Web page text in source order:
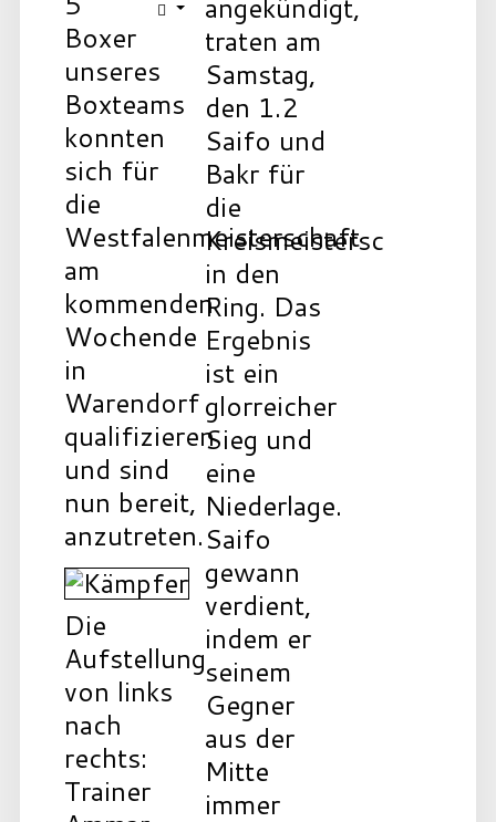
Boxer
unseres
Boxteams
konnten
sich für
die
Westfalenmeisterschaft
am
kommenden
Wochende
in
Warendorf
qualifizieren
und sind
nun bereit,
anzutreten.
Die
Aufstellung
von links
nach
rechts:
Trainer
angekündigt,
traten am
Samstag,
den 1.2
Saifo und
Bakr für
die
Kreismeisterschaft
in den
Ring. Das
Ergebnis
ist ein
glorreicher
Sieg und
eine
Niederlage.
Saifo
gewann
verdient,
indem er
seinem
Gegner
aus der
Mitte
immer